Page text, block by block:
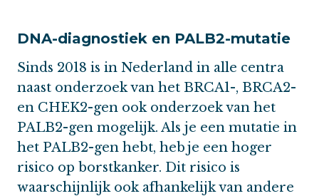
DNA-diagnostiek en PALB2-mutatie
Sinds 2018 is in Nederland in alle centra
naast onderzoek van het BRCA1-, BRCA2-
en CHEK2-gen ook onderzoek van het
PALB2-gen mogelijk. Als je een mutatie in
het PALB2-gen hebt, heb je een hoger
risico op borstkanker. Dit risico is
waarschijnlijk ook afhankelijk van andere